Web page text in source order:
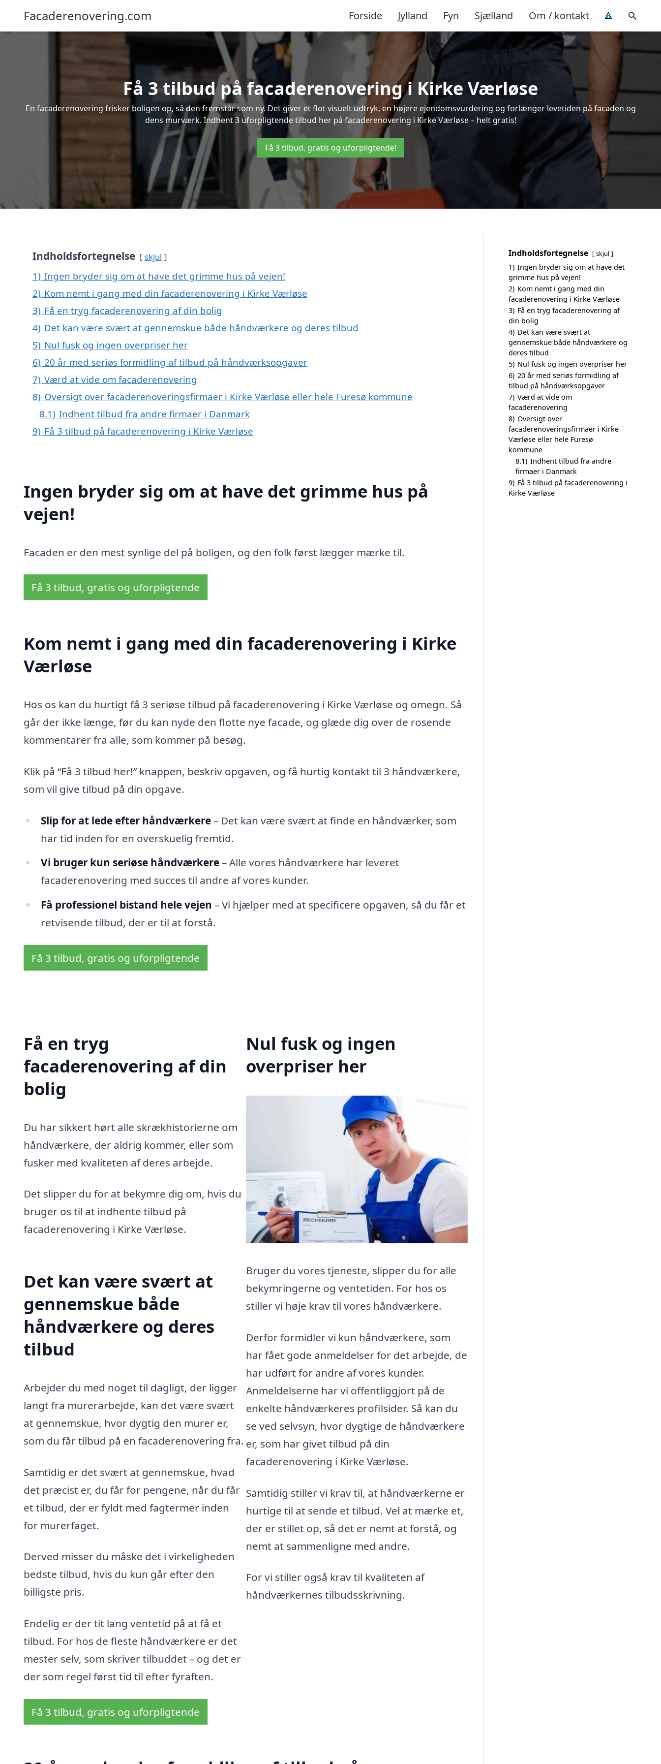
Facaderenovering.com Forside Jylland Fyn Sjælland Om / kontakt
Få 3 tilbud på facaderenovering i Kirke Værløse
En facaderenovering frisker boligen op, så den fremstår som ny. Det giver et flot visuelt udtryk, en højere ejendomsvurdering og forlænger levetiden på facaden og
dens murværk. Indhent 3 uforpligtende tilbud her på facaderenovering i Kirke Værløse – helt gratis!
Få 3 tilbud, gratis og uforpligtende!
Indholdsfortegnelse skjul
1) Ingen bryder sig om at have det grimme hus på vejen!
2) Kom nemt i gang med din facaderenovering i Kirke Værløse
3) Få en tryg facaderenovering af din bolig
4) Det kan være svært at gennemskue både håndværkere og deres tilbud
5) Nul fusk og ingen overpriser her
6) 20 år med seriøs formidling af tilbud på håndværksopgaver
7) Værd at vide om facaderenovering
8) Oversigt over facaderenoveringsfirmaer i Kirke Værløse eller hele Furesø kommune
8.1) Indhent tilbud fra andre firmaer i Danmark
9) Få 3 tilbud på facaderenovering i Kirke Værløse
Ingen bryder sig om at have det grimme hus på
vejen!
Facaden er den mest synlige del på boligen, og den folk først lægger mærke til.
Få 3 tilbud, gratis og uforpligtende
Kom nemt i gang med din facaderenovering i Kirke
Værløse
Hos os kan du hurtigt få 3 seriøse tilbud på facaderenovering i Kirke Værløse og omegn. Så
går der ikke længe, før du kan nyde den flotte nye facade, og glæde dig over de rosende
kommentarer fra alle, som kommer på besøg.
Klik på “Få 3 tilbud her!” knappen, beskriv opgaven, og få hurtig kontakt til 3 håndværkere,
som vil give tilbud på din opgave.
Slip for at lede efter håndværkere– Det kan være svært at finde en håndværker, som
har tid inden for en overskuelig fremtid.
Vi bruger kun seriøse håndværkere– Alle vores håndværkere har leveret
facaderenovering med succes til andre af vores kunder.
Få professionel bistand hele vejen – Vi hjælper med at specificere opgaven, så du får et
retvisende tilbud, der er til at forstå.
Få 3 tilbud, gratis og uforpligtende
Få en tryg
facaderenovering af din
bolig
Du har sikkert hørt alle skrækhistorierne om
håndværkere, der aldrig kommer, eller som
fusker med kvaliteten af deres arbejde.
Det slipper du for at bekymre dig om, hvis du
bruger os til at indhente tilbud på
facaderenovering i Kirke Værløse.
Det kan være svært at
gennemskue både
håndværkere og deres
tilbud
Arbejder du med noget til dagligt, der ligger
langt fra murerarbejde, kan det være svært
at gennemskue, hvor dygtig den murer er,
som du får tilbud på en facaderenovering fra.
Samtidig er det svært at gennemskue, hvad
det præcist er, du får for pengene, når du får
et tilbud, der er fyldt med fagtermer inden
for murerfaget.
Derved misser du måske det i virkeligheden
bedste tilbud, hvis du kun går efter den
billigste pris.
Endelig er der tit lang ventetid på at få et
tilbud. For hos de fleste håndværkere er det
mester selv, som skriver tilbuddet – og det er
der som regel først tid til efter fyraften.
Få 3 tilbud, gratis og uforpligtende
Nul fusk og ingen
overpriser her
Bruger du vores tjeneste, slipper du for alle
bekymringerne og ventetiden. For hos os
stiller vi høje krav til vores håndværkere.
Derfor formidler vi kun håndværkere, som
har fået gode anmeldelser for det arbejde, de
har udført for andre af vores kunder.
Anmeldelserne har vi offentliggjort på de
enkelte håndværkeres profilsider. Så kan du
se ved selvsyn, hvor dygtige de håndværkere
er, som har givet tilbud på din
facaderenovering i Kirke Værløse.
Samtidig stiller vi krav til, at håndværkerne er
hurtige til at sende et tilbud. Vel at mærke et,
der er stillet op, så det er nemt at forstå, og
nemt at sammenligne med andre.
For vi stiller også krav til kvaliteten af
håndværkernes tilbudsskrivning.
Indholdsfortegnelse skjul
1) Ingen bryder sig om at have det
grimme hus på vejen!
2) Kom nemt i gang med din
facaderenovering i Kirke Værløse
3) Få en tryg facaderenovering af
din bolig
4) Det kan være svært at
gennemskue både håndværkere og
deres tilbud
5) Nul fusk og ingen overpriser her
6) 20 år med seriøs formidling af
tilbud på håndværksopgaver
7) Værd at vide om
facaderenovering
8) Oversigt over
facaderenoveringsfirmaer i Kirke
Værløse eller hele Furesø
kommune
8.1) Indhent tilbud fra andre
firmaer i Danmark
9) Få 3 tilbud på facaderenovering i
Kirke Værløse